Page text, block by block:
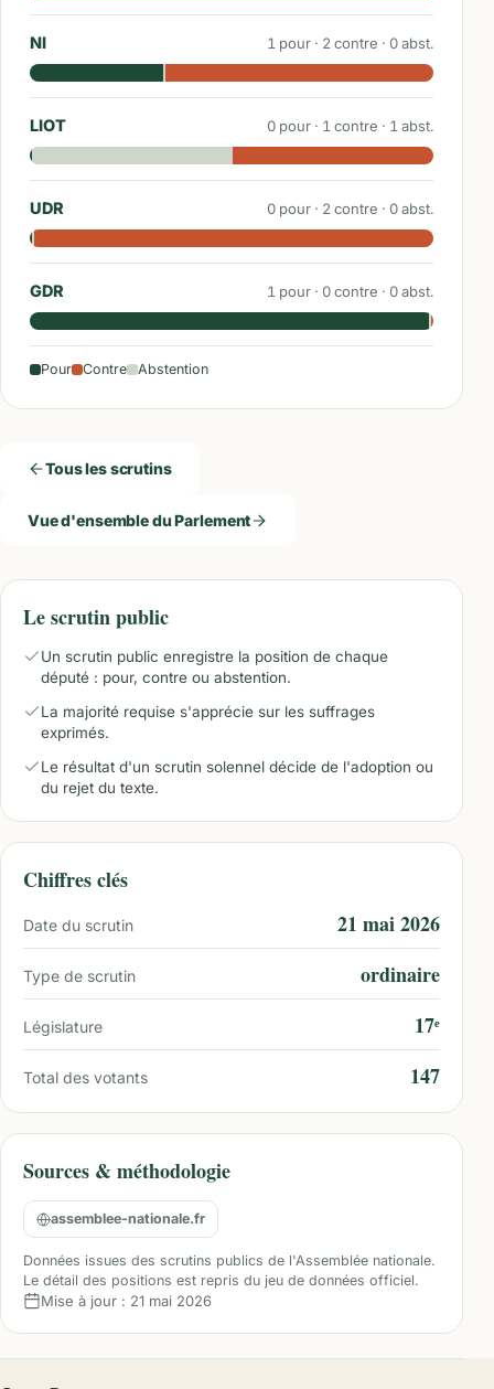
NI 1 pour · 2 contre · 0abst.
LIOT 0 pour · 1 contre · 1 abst.
UDR 0 pour · 2 contre · 0abst.
GDR 1 pour · 0contre · 0abst.
Pour Contre Abstention
Tous les scrutins
Vue d'ensemble du Parlement
Le scrutin public
Un scrutin public enregistre la position de chaque
député : pour, contre ou abstention.
La majorité requise s'apprécie sur les suffrages
exprimés.
Le résultat d'un scrutin solennel décide de l'adoption ou
du rejet du texte.
Chiffres clés
Date du scrutin 21 mai 2026
Type de scrutin ordinaire
Législature 17ᵉ
Total des votants 147
Sources & méthodologie
assemblee-nationale.fr
Données issues des scrutins publics de l'Assemblée nationale.
Le détail des positions est repris du jeu de données officiel.
Mise à jour : 21 mai 2026